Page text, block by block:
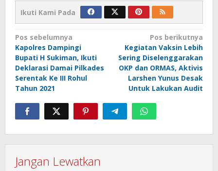
Ikuti Kami Pada
Navigasi
pos
Pos sebelumnya
Kapolres Dampingi
Bupati H Sukiman, Ikuti
Deklarasi Damai Pilkades
Serentak Ke III Rohul
Tahun 2021
Pos berikutnya
Kegiatan Vaksin Lebih
Sering Diselenggarakan
OKP dan ORMAS, Aktivis
Larshen Yunus Desak
Untuk Lakukan Audit
Jangan Lewatkan